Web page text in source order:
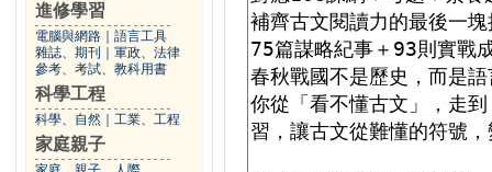
進修學習
電腦與網路
語言工具
雜誌、期刊
軍政、法律
參考、考試、教科用書
科學工程
科學、自然 工業、工程
家庭親子